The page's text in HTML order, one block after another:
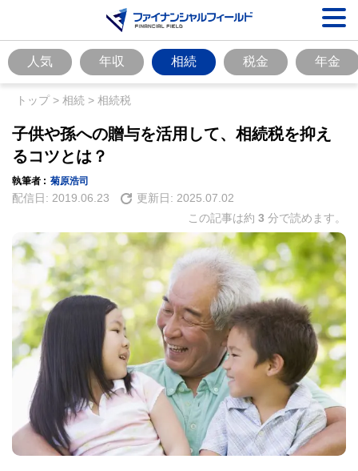
人気 年収 相続 税金 年金
トップ> 相続 > 相続税
子供や孫への贈与を活用して、相続税を抑え
るコツとは？
執筆者 : 菊原浩司
配信日: 2019.06.23 更新日: 2025.07.02
この記事は約 3 分で読めます。